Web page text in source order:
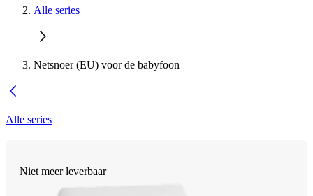
Alle series
Netsnoer (EU) voor de babyfoon
Alle series
Niet meer leverbaar